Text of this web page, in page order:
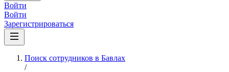
Войти
Войти
Зарегистрироваться
Поиск сотрудников в Бавлах
/